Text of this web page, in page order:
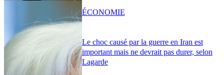
Le choc causé par la guerre en Iran est
important mais ne devrait pas durer, selon
Lagarde
ÉCONOMIE